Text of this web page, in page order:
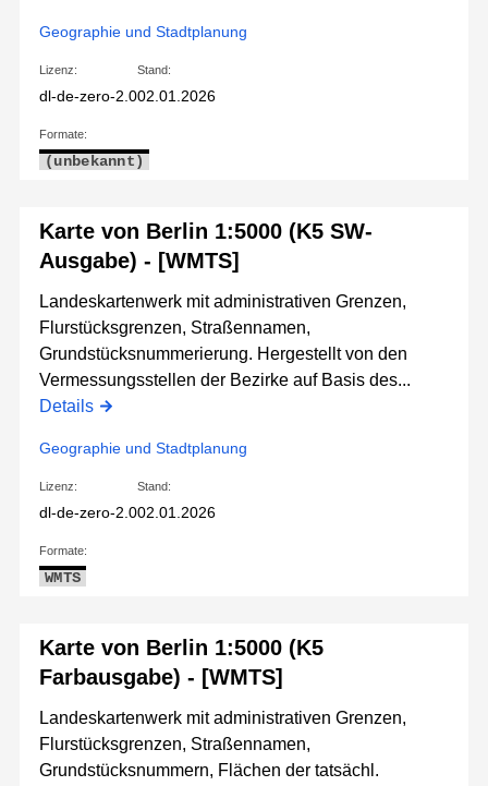
Geographie und Stadtplanung
Lizenz:
dl-de-zero-2.0
Stand:
02.01.2026
Formate:
(unbekannt)
Karte von Berlin 1:5000 (K5 SW-
Ausgabe) - [WMTS]
Landeskartenwerk mit administrativen Grenzen,
Flurstücksgrenzen, Straßennamen,
Grundstücksnummerierung. Hergestellt von den
Vermessungsstellen der Bezirke auf Basis des...
Details
Geographie und Stadtplanung
Lizenz:
dl-de-zero-2.0
Stand:
02.01.2026
Formate:
WMTS
Karte von Berlin 1:5000 (K5
Farbausgabe) - [WMTS]
Landeskartenwerk mit administrativen Grenzen,
Flurstücksgrenzen, Straßennamen,
Grundstücksnummern, Flächen der tatsächl.